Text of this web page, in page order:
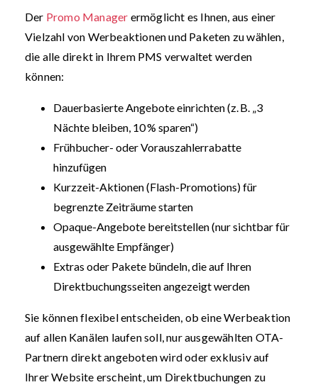
Der Promo Manager ermöglicht es Ihnen, aus einer
Vielzahl von Werbeaktionen und Paketen zu wählen,
die alle direkt in Ihrem PMS verwaltet werden
können:
Dauerbasierte Angebote einrichten (z. B. „3
Nächte bleiben, 10 % sparen“)
Frühbucher- oder Vorauszahlerrabatte
hinzufügen
Kurzzeit-Aktionen (Flash-Promotions) für
begrenzte Zeiträume starten
Opaque-Angebote bereitstellen (nur sichtbar für
ausgewählte Empfänger)
Extras oder Pakete bündeln, die auf Ihren
Direktbuchungsseiten angezeigt werden
Sie können flexibel entscheiden, ob eine Werbeaktion
auf allen Kanälen laufen soll, nur ausgewählten OTA-
Partnern direkt angeboten wird oder exklusiv auf
Ihrer Website erscheint, um Direktbuchungen zu